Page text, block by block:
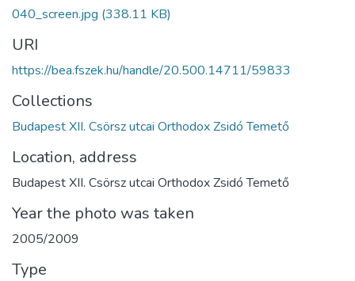
040_screen.jpg (338.11 KB)
URI
https://bea.fszek.hu/handle/20.500.14711/59833
Collections
Budapest XII. Csörsz utcai Orthodox Zsidó Temető
Location, address
Budapest XII. Csörsz utcai Orthodox Zsidó Temető
Year the photo was taken
2005/2009
Type